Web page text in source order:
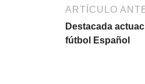
ARTÍCULO
Destacada
fútbol Español